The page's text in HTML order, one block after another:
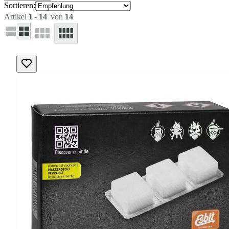
Sortieren:
Artikel 1 - 14 von 14